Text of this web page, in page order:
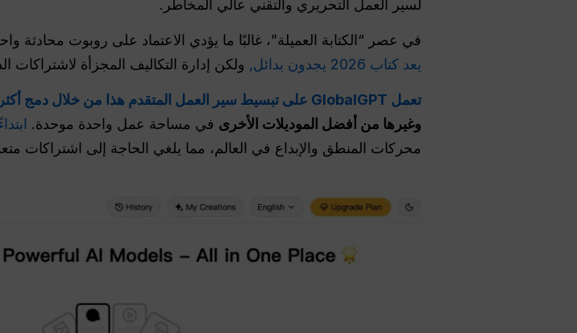
لسير العمل التحريري والتقني عالي المخاطر.
في عصر “الكتابة العميلة”، غالبًا ما يؤدي الاعتماد على روبوت محادثة
يعد كتاب 2026 يجدون بدائل,
ولكن إدارة التكاليف المجزأة لاشتراكات
تعمل GlobalGPT على تبسيط سير العمل المتقدم هذا من خلال دمج أكثر من 100 نموذج حدودي
وغيرها من أفضل الموديلات الأخرى في مساحة عمل واحدة موحدة. ابتداءً
محركات المنطق والإبداع في العالم، مما يلغي الحاجة إلى اشتراكات